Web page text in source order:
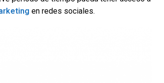
en redes sociales.